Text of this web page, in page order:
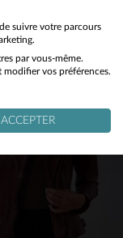
DISPONIBLES
suivre votre parcours
par vous-même.
vos préférences.
ACCEPTER